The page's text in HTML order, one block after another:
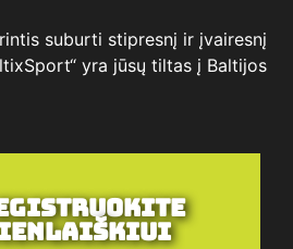
suburti stipresnį ir įvairesnį
yra jūsų tiltas į Baltijos